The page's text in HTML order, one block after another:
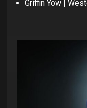
Griffin Yow |